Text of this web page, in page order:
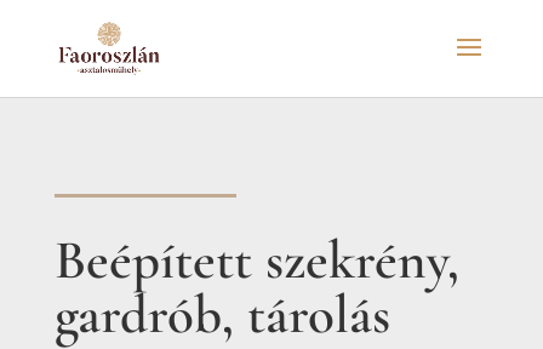
Beépített szekrény,
gardrób, tárolás